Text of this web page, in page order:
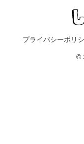
プライバシーポリ
©